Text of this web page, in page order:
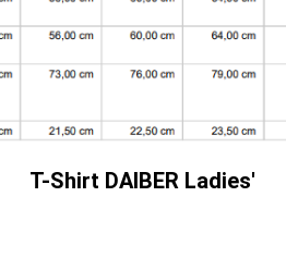
T-Shirt DAIBER Ladies'​